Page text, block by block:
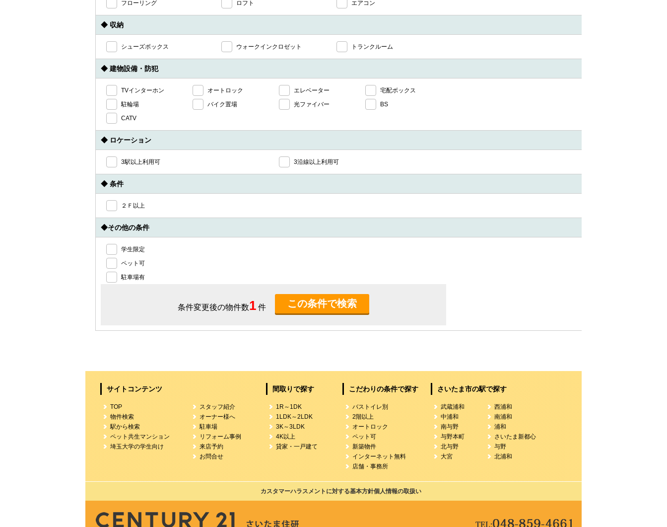
フローリング ロフト エアコン
◆ 収納
シューズボックス ウォークインクロゼット トランクルーム
◆ 建物設備・防犯
TVインターホン オートロック エレベーター
宅配ボックス
駐輪場
バイク置場 光ファイバー
BS
CATV
◆ ロケーション
3駅以上利用可 3沿線以上利用可
◆ 条件
２Ｆ以上
◆その他の条件
学生限定
ペット可
駐車場有
条件変更後の物件数1 件
サイトコンテンツ
TOP
物件検索
駅から検索
ペット共生マンション
埼玉大学の学生向け
スタッフ紹介
オーナー様へ
駐車場
リフォーム事例
来店予約
お問合せ
間取りで探す
1R～1DK
1LDK～2LDK
3K～3LDK
4K以上
貸家・一戸建て
こだわりの条件で探す
バストイレ別
2階以上
オートロック
ペット可
新築物件
インターネット無料
店舗・事務所
さいたま市の駅で探す
武蔵浦和
中浦和
南与野
与野本町
北与野
大宮
西浦和
南浦和
浦和
さいたま新都心
与野
北浦和
カスタマーハラスメントに対する基本方針個人情報の取扱い